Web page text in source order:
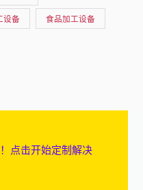
设备 食品加工设备
点击开始定制解决